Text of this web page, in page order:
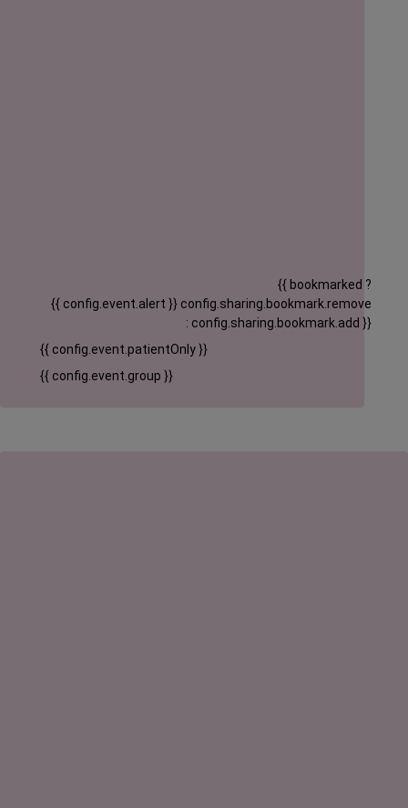
{{ config.event.alert }}
{{ bookmarked ?
config.sharing.bookmark.remove
: config.sharing.bookmark.add }}
{{ config.event.patientOnly }}
{{ config.event.group }}